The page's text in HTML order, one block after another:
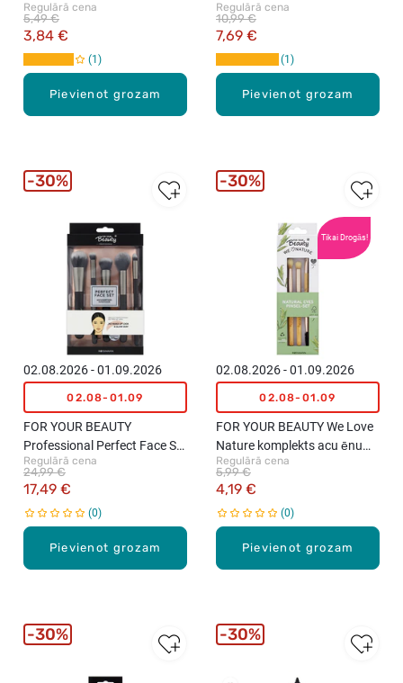
Pievienot grozam
birstīti, Dark Brown, 0.05g
Regulārā cena
3,84 €
5,49 €
1
Pievienot grozam
Dark Brown, 15ml
Regulārā cena
7,69 €
10,99 €
1
Pievienot grozam
02.08.2026 - 01.09.2026
02.08-01.09
FOR YOUR BEAUTY
Professional Perfect Face Set
otu komplekts "No‑Make‑up
Look & Glow Skin", 5gab.
Regulārā cena
17,49 €
24,99 €
0
30%
Tikai Drogās!
Pievienot grozam
02.08.2026 - 01.09.2026
02.08-01.09
FOR YOUR BEAUTY We Love
Nature komplekts acu ēnu
uzklāšanai
Regulārā cena
4,19 €
5,99 €
0
30%
30% 30%